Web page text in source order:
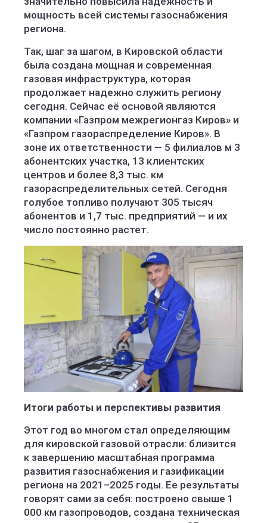
мощность всей системы газоснабжения
региона.
Так, шаг за шагом, в Кировской области
была создана мощная и современная
газовая инфраструктура, которая
продолжает надежно служить региону
сегодня. Сейчас её основой являются
компании «Газпром межрегионгаз Киров» и
«Газпром газораспределение Киров». В
зоне их ответственности — 5 филиалов м 3
абонентских участка, 13 клиентских
центров и более 8,3 тыс. км
газораспределительных сетей. Сегодня
голубое топливо получают 305 тысяч
абонентов и 1,7 тыс. предприятий — и их
число постоянно растет.
Итоги работы и перспективы развития
Этот год во многом стал определяющим
для кировской газовой отрасли: близится
к завершению масштабная программа
развития газоснабжения и газификации
региона на 2021–2025 годы. Ее результаты
говорят сами за себя: построено свыше 1
000 км газопроводов, создана техническая